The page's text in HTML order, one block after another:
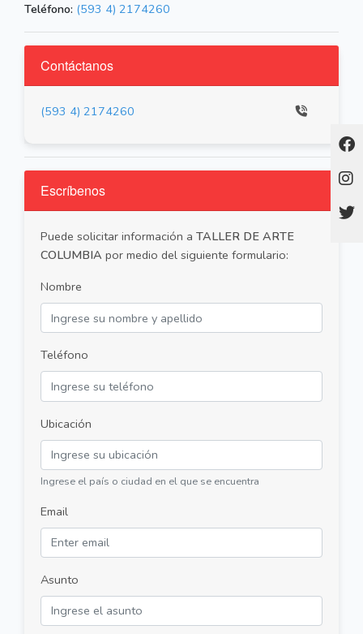
Teléfono: (593 4) 2174260
Contáctanos
(593 4) 2174260
Escríbenos
Puede solicitar información a TALLER DE ARTE
COLUMBIA por medio del siguiente formulario:
Nombre
Teléfono
Ubicación
Ingrese el país o ciudad en el que se encuentra
Email
Asunto